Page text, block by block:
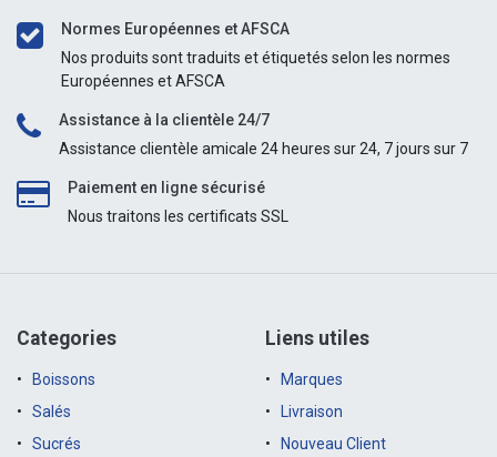
Normes Européennes et AFSCA
Nos produits sont traduits et étiquetés selon les normes
Européennes et AFSCA
Assistance à la clientèle 24/7
Assistance clientèle amicale 24 heures sur 24, 7 jours sur 7
Paiement en ligne sécurisé
Nous traitons les certificats SSL
Categories
Boissons
Salés
Sucrés
Liens utiles
Marques
Livraison
Nouveau Client